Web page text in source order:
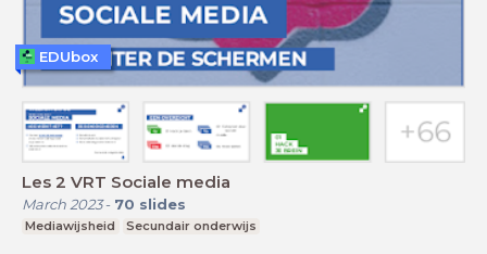
Les 2 VRT Sociale media
March 2023- 70 slides
Mediawijsheid Secundair onderwijs
EDUbox